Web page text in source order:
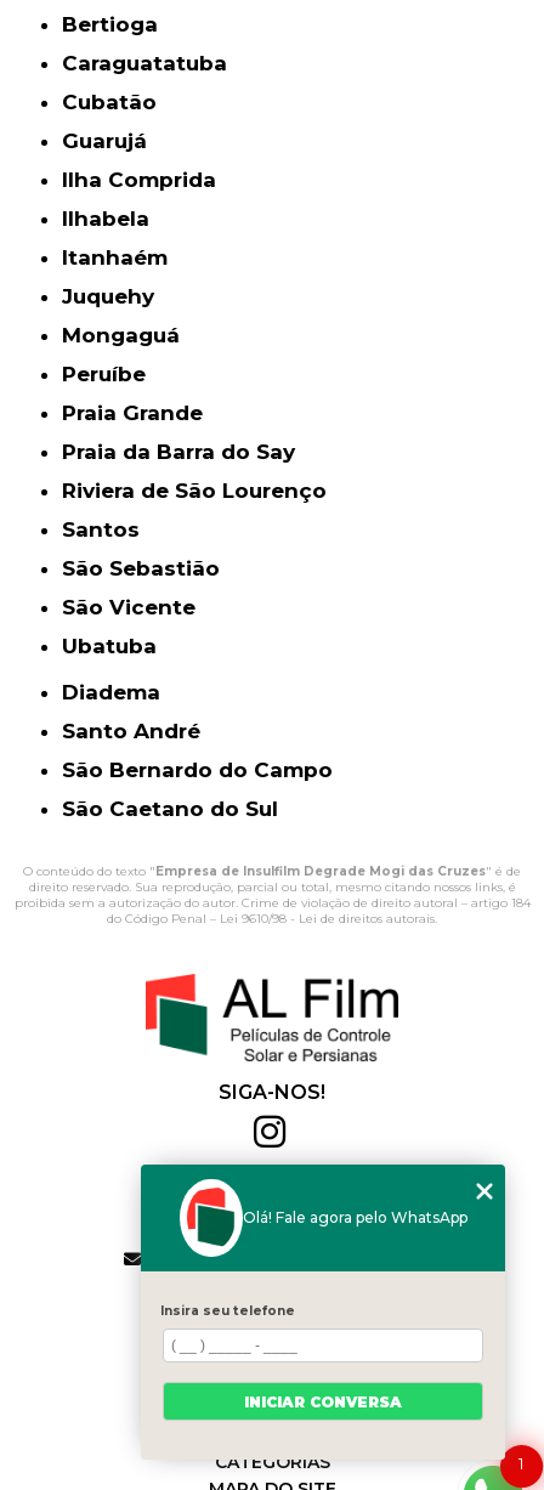
Bertioga
Caraguatatuba
Cubatão
Guarujá
Ilha Comprida
Ilhabela
Itanhaém
Juquehy
Mongaguá
Peruíbe
Praia Grande
Praia da Barra do Say
Riviera de São Lourenço
Santos
São Sebastião
São Vicente
Ubatuba
Diadema
Santo André
São Bernardo do Campo
São Caetano do Sul
O conteúdo do texto " Empresa de Insulfilm Degrade Mogi das Cruzes" é de
direito reservado. Sua reprodução, parcial ou total, mesmo citando nossos links, é
proibida sem a autorização do autor. Crime de violação de direito autoral – artigo 184
do Código Penal – Lei 9610/98 - Lei de direitos autorais.
SIGA-NOS!
(11) 2564-4684
(11) 94168-2041
contato.vendas@alfilm.com.br
MENU
HOME
QUEM SOMOS
SERVIÇOS
BLOG
CATEGORIAS
1
Olá! Fale agora pelo WhatsApp
Insira seu telefone
INICIAR CONVERSA